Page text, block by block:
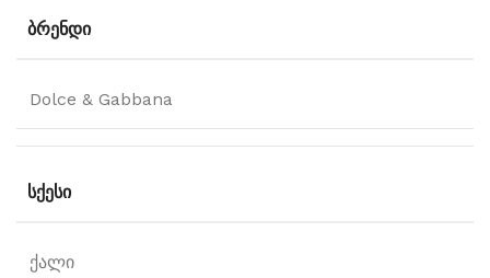
ᲑᲠᲔᲜᲓᲘ
Dolce & Gabbana
ᲡᲥᲔᲡᲘ
ქალი